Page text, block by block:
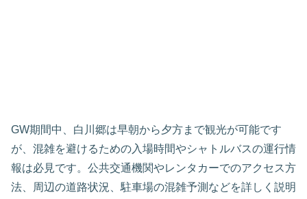
GW期間中、白川郷は早朝から夕方まで観光が可能です
が、混雑を避けるための入場時間やシャトルバスの運行情
報は必見です。公共交通機関やレンタカーでのアクセス方
法、周辺の道路状況、駐車場の混雑予測などを詳しく説明